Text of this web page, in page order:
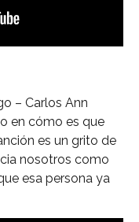
– Carlos Ann
en cómo es que
es un grito de
nosotros como
esa persona ya